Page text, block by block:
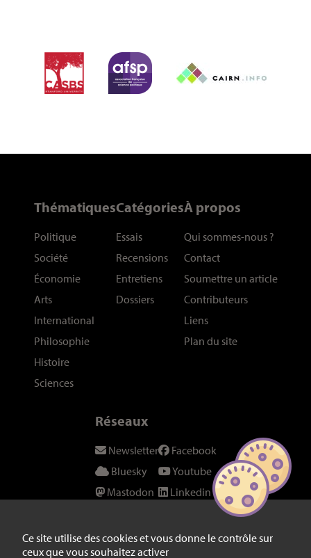
Ce site utilise des cookies et vous donne le contrôle sur
ceux que vous souhaitez activer
Thématiques
Politique
Société
Économie
Arts
International
Philosophie
Histoire
Sciences
Catégories
Essais
Recensions
Entretiens
Dossiers
À propos
Qui sommes-nous ?
Contact
Soumettre un article
Contributeurs
Liens
Plan du site
Réseaux
Newsletter
Bluesky
Mastodon
Instagram
Twitter/X
Facebook
Youtube
Linkedin
Fil RSS